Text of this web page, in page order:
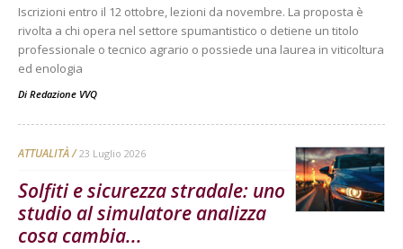
Iscrizioni entro il 12 ottobre, lezioni da novembre. La proposta è
rivolta a chi opera nel settore spumantistico o detiene un titolo
professionale o tecnico agrario o possiede una laurea in viticoltura
ed enologia
Di Redazione VVQ
ATTUALITÀ 23 Luglio 2026
Solfiti e sicurezza stradale: uno
studio al simulatore analizza
cosa cambia...